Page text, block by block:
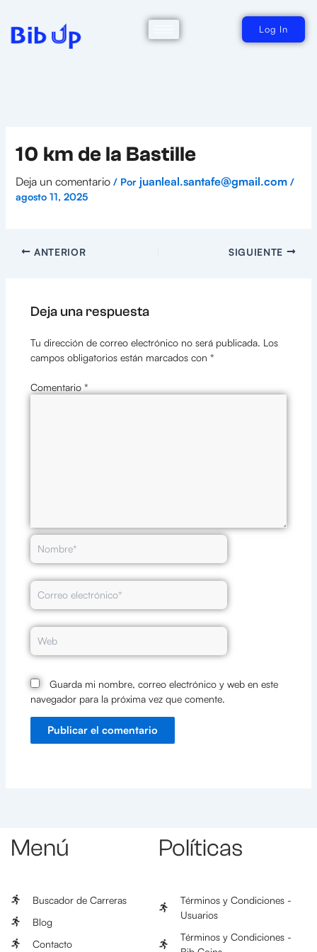
contenido
Log In
10 km de la Bastille
Deja un comentario / Por juanleal.santafe@gmail.com /
agosto 11, 2025
ANTERIOR SIGUIENTE
Deja una respuesta
Tu dirección de correo electrónico no será publicada. Los
campos obligatorios están marcados con *
Comentario *
Nombre*
Correo
electrónico*
Web
Guarda mi nombre, correo electrónico y web en este
navegador para la próxima vez que comente.
Menú
Buscador de Carreras
Blog
Contacto
Políticas
Términos y Condiciones -
Usuarios
Términos y Condiciones -